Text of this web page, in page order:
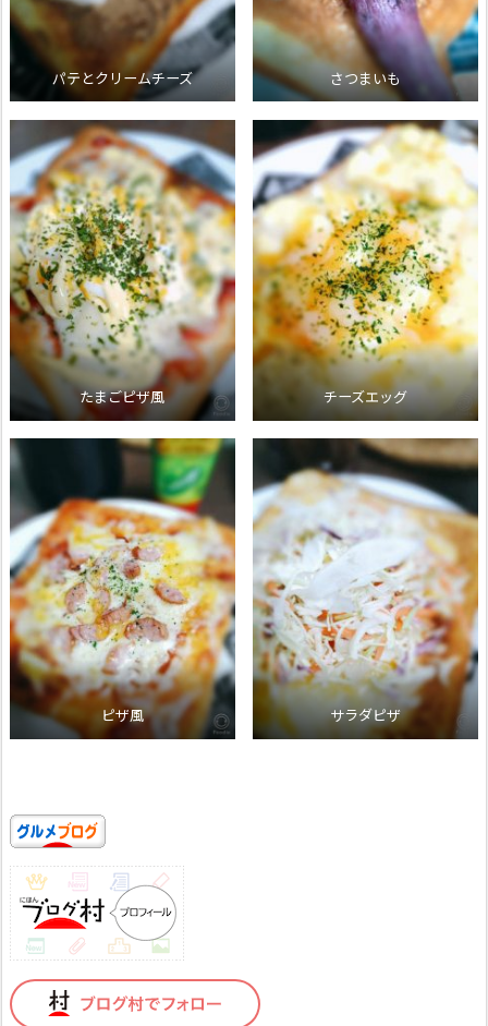
パテとクリームチーズ さつまいも
たまごピザ風 チーズエッグ
ピザ風 サラダピザ